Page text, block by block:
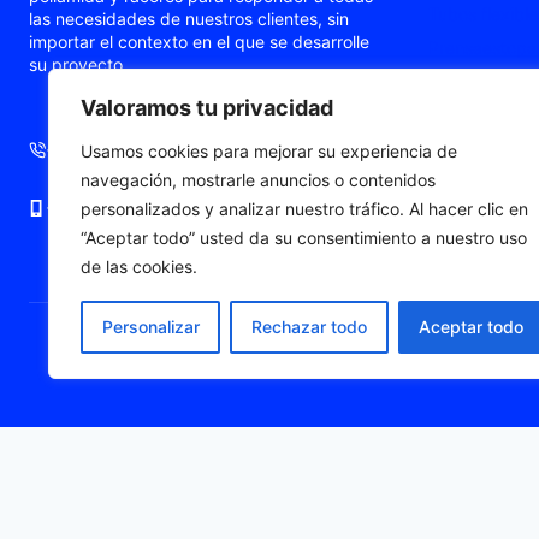
Valoramos tu privacidad
Usamos cookies para mejorar su experiencia de
navegación, mostrarle anuncios o contenidos
personalizados y analizar nuestro tráfico. Al hacer clic en
“Aceptar todo” usted da su consentimiento a nuestro uso
de las cookies.
Personalizar Rechazar todo Aceptar todo
las necesidades de nuestros clientes, sin
importar el contexto en el que se desarrolle
su proyecto.
+34 93 724 71 70 +34 676 06 19 56
+34 676 06 19 56 comercial@fleximat.es